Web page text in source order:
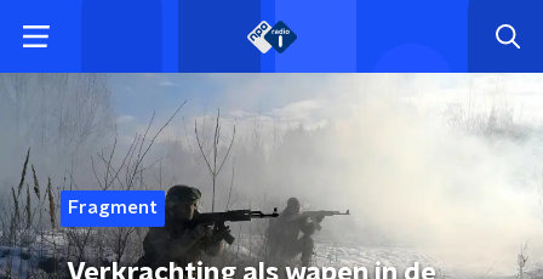
Fragment
Verkrachting als wapen in de